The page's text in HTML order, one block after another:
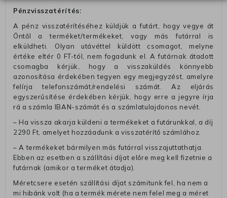
Pénzvisszatérítés:
A pénz visszatérítéséhez küldjük a futárt, hogy vegye át
Öntől a terméket/termékeket, vagy más futárral is
elküldheti. Olyan utávéttel küldött csomagot, melyne
értéke eltér 0 FT-tól, nem fogadunk el. A futárnak átadott
csomagba kérjük, hogy a visszaküldés könnyebb
azonosítása érdekében tegyen egy megjegyzést, amelyre
felírja telefonszámát/rendelési számát. Az eljárás
egyszerűsítése érdekében kérjük, hogy erre a jegyre írja
rá a számla IBAN-számát és a számlatulajdonos nevét.
– Ha vissza akarja küldeni a termékeket a futárunkkal, a díj
2290 Ft, amelyet hozzáadunk a visszatérítő számlához.
– A termékeket bármilyen más futárral visszajuttathatja.
Ebben az esetben a szállítási díjat előre meg kell fizetnie a
futárnak (amikor a terméket átadja).
Méretcsere esetén szállítási díjat számitunk fel, ha nem a
mi hibánk volt (ha a termék mérete nem felel meg a méret